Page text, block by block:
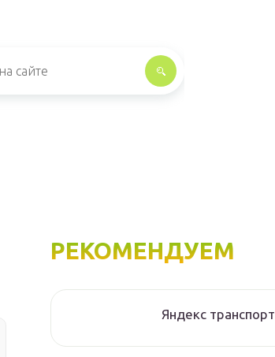
РЕКОМЕНДУЕМ
Яндекс транспорт